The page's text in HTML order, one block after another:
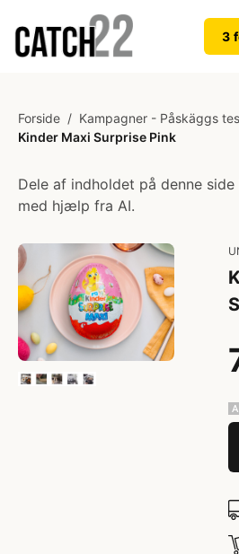
3
Forside / Kampagner - Påskäggs
Kinder Maxi Surprise Pink
Dele af indholdet på denne
med hjælp fra AI.